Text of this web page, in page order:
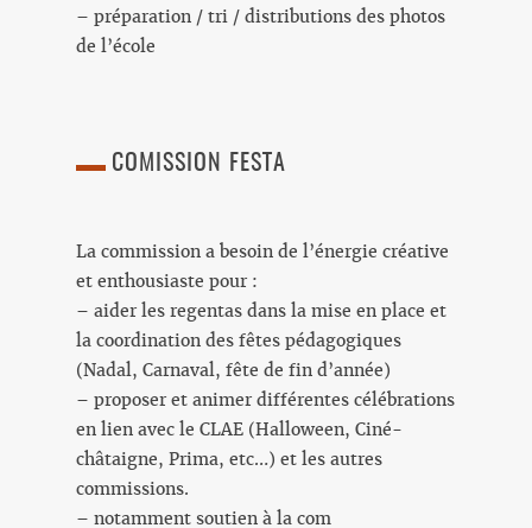
– préparation / tri / distributions des photos
de l’école
COMISSION FESTA
La commission a besoin de l’énergie créative
et enthousiaste pour :
– aider les regentas dans la mise en place et
la coordination des fêtes pédagogiques
(Nadal, Carnaval, fête de fin d’année)
– proposer et animer différentes célébrations
en lien avec le CLAE (Halloween, Ciné-
châtaigne, Prima, etc…) et les autres
commissions.
– notamment soutien à la com